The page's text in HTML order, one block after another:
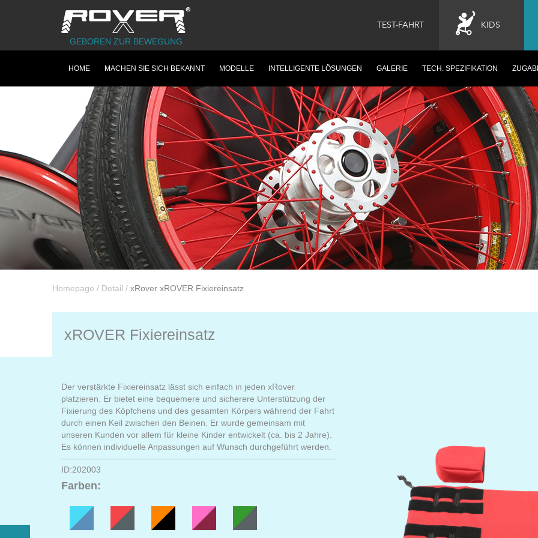
GEBOREN ZUR BEWEGUNG
TEST-FAHRT KIDS
HOME MACHEN SIE SICH BEKANNT MODELLE INTELLIGENTE LÖSUNGEN GALERIE TECH. SPEZIFIKATION
Homepage / Detail / xRover xROVER Fixiereinsatz
xROVER Fixiereinsatz
Der verstärkte Fixiereinsatz lässt sich einfach in jeden xRover
platzieren. Er bietet eine bequemere und sicherere Unterstützung der
Fixierung des Köpfchens und des gesamten Körpers während der Fahrt
durch einen Keil zwischen den Beinen. Er wurde gemeinsam mit
unseren Kunden vor allem für kleine Kinder entwickelt (ca. bis 2 Jahre).
Es können individuelle Anpassungen auf Wunsch durchgeführt werden.
ID:202003
Farben: